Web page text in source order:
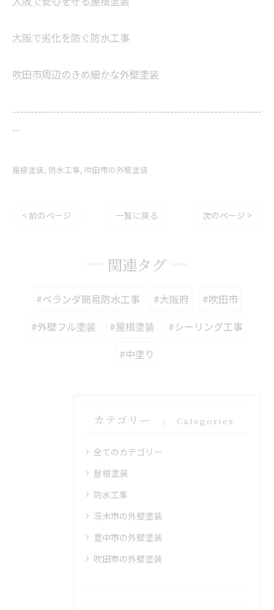
大阪で劣化を防ぐ防水工事
吹田市周辺のきめ細かな外壁塗装
--------------------------------------------------------------------
--
屋根塗装 防水工事 吹田市の外壁塗装
< 前のページ 一覧に戻る 次のページ >
関連タグ
#ベランダ簡易防水工事 #大阪府
#吹田市
#外壁フル塗装
#屋根塗装
#シーリング工事
#中塗り
カテゴリー Categories
全てのカテゴリー
屋根塗装
防水工事
茨木市の外壁塗装
豊中市の外壁塗装
吹田市の外壁塗装